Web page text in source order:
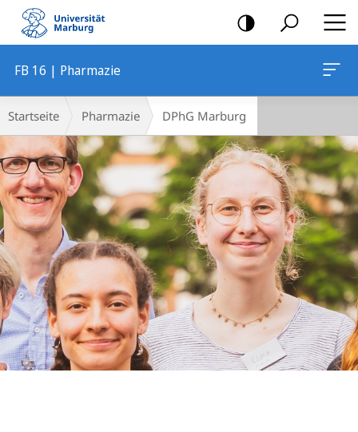
Mobile-
Navigation
FB 16 | Pharmazie
Hauptinhalt
Breadcrumb-
Navigation
Startseite Pharmazie DPhG Marburg